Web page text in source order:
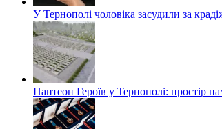
У Тернополі чоловіка засудили за
Пантеон Героїв у Тернополі: простір